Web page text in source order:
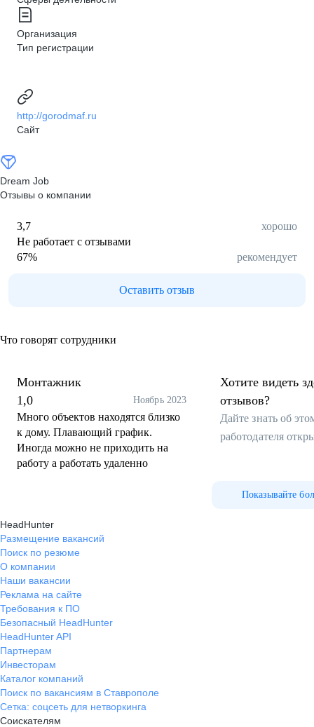
Организация
Тип регистрации
http://gorodmaf.ru
Сайт
Dream Job
Отзывы о компании
3,7
хорошо
Не работает с отзывами
67% рекомендует
Оставить отзыв
Что говорят сотрудники
Монтажник
1,0
Ноябрь 2023
Много объектов находятся близко
к дому. Плавающий график.
Иногда можно не приходить на
работу а работать удаленно
Хотите видеть
отзывов?
Дайте знать об
работодателя
Показывайте
HeadHunter
Размещение вакансий
Поиск по резюме
О компании
Наши вакансии
Реклама на сайте
Требования к ПО
Безопасный HeadHunter
HeadHunter API
Партнерам
Инвесторам
Каталог компаний
Поиск по вакансиям в Ставрополе
Сетка: соцсеть для нетворкинга
Соискателям